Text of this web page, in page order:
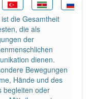
die Gesamtheit
die als
der
dienen.
Bewegungen
Hände und des
begleiten oder